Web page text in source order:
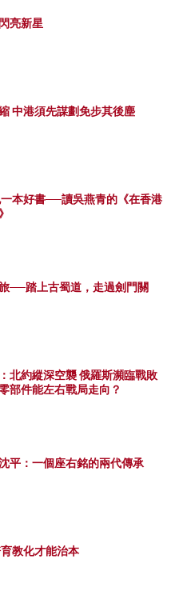
亮新星
中港須先謀劃免步其後塵
本好書──讀吳燕青的《在香港
──踏上古蜀道，走過劍門關
北約縱深空襲 俄羅斯瀕臨戰敗
部件能左右戰局走向？
平：一個座右銘的兩代傳承
教化才能治本